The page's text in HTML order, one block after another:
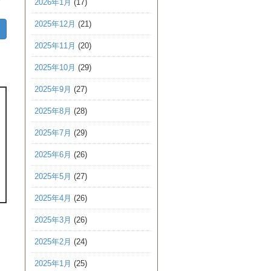
2026年1月 (17)
2025年12月 (21)
2025年11月 (20)
2025年10月 (29)
2025年9月 (27)
2025年8月 (28)
2025年7月 (29)
2025年6月 (26)
2025年5月 (27)
2025年4月 (26)
2025年3月 (26)
2025年2月 (24)
2025年1月 (25)